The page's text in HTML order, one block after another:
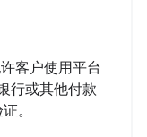
客户使用平台
行或其他付款
。